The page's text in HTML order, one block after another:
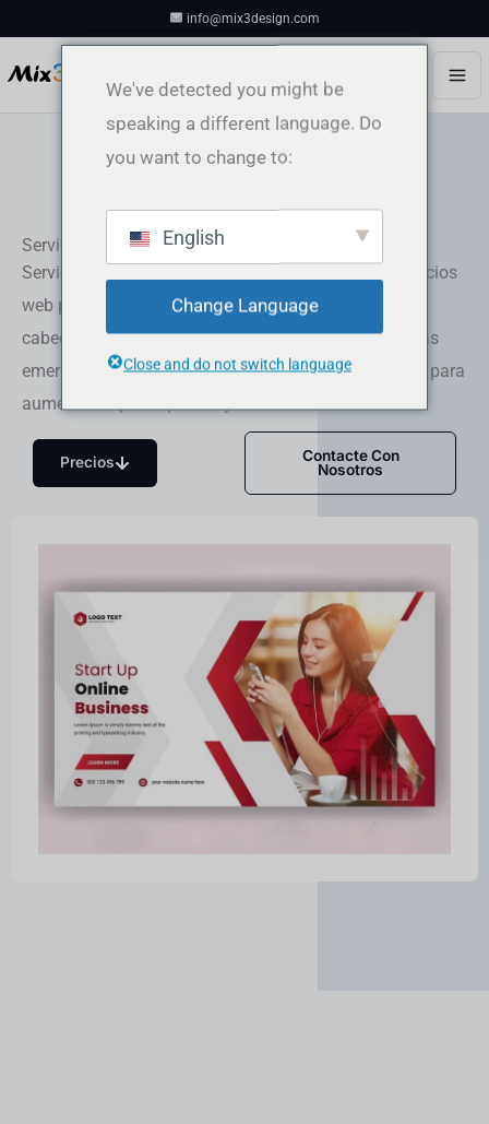
contenido
info@mix3design.com
Servicios de diseño de banners y anuncios web
Servicios profesionales de diseño de banners y anuncios
web para mejorar su presencia en línea. Consigue
cabeceras, imágenes principales, anuncios y ventanas
emergentes visualmente atractivos y personalizados para
aumentar la participación y las conversiones.
Precios
Contacte Con
Nosotros
We've detected you might be
speaking a different language. Do
you want to change to:
English
Change Language
Close and do not switch language